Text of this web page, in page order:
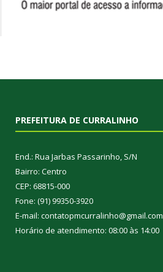
PREFEITURA DE CURRALINHO
End.: Rua Jarbas Passarinho, S/N
Bairro: Centro
CEP: 68815-000
Fone: (91) 99350-3920
E-mail: contatopmcurralinho@gmail.com
Horário de atendimento: 08:00 às 14:00